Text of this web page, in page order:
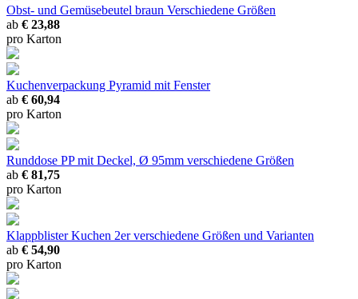
Obst- und Gemüsebeutel braun Verschiedene Größen
ab € 23,88
pro Karton
Kuchenverpackung Pyramid mit Fenster
ab € 60,94
pro Karton
Runddose PP mit Deckel, Ø 95mm verschiedene Größen
ab € 81,75
pro Karton
Klappblister Kuchen 2erverschiedene Größen und Varianten
ab € 54,90
pro Karton